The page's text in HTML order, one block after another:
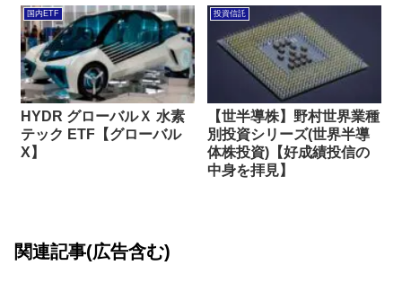
国内ETF
HYDR グローバルＸ 水素
テック ETF【グローバル
X】
投資信託
【世半導株】野村世界業種
別投資シリーズ(世界半導
体株投資)【好成績投信の
中身を拝見】
関連記事(広告含む)